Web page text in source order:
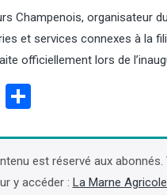
Champenois, organisateur
et services connexes à la
officiellement lors de
Email
est réservé aux
y accéder : La Marne
de l’OFB
équipés de caméras